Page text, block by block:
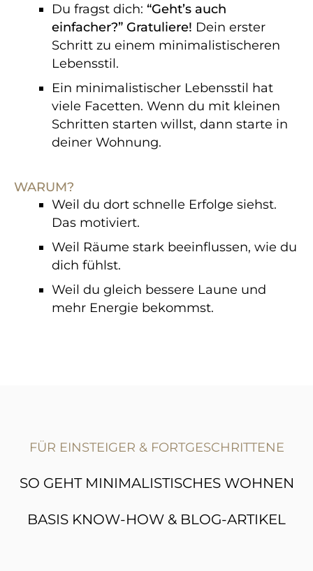
Du fragst dich: “Geht’s auch
einfacher?” Gratuliere! Dein erster
Schritt zu einem minimalistischeren
Lebensstil.
Ein minimalistischer Lebensstil hat
viele Facetten. Wenn du mit kleinen
Schritten starten willst, dann starte in
deiner Wohnung.
WARUM?
Weil du dort schnelle Erfolge siehst.
Das motiviert.
Weil Räume stark beeinflussen, wie du
dich fühlst.
Weil du gleich bessere Laune und
mehr Energie bekommst.
FÜR EINSTEIGER & FORTGESCHRITTENE
SO GEHT MINIMALISTISCHES WOHNEN
BASIS KNOW-HOW & BLOG-ARTIKEL